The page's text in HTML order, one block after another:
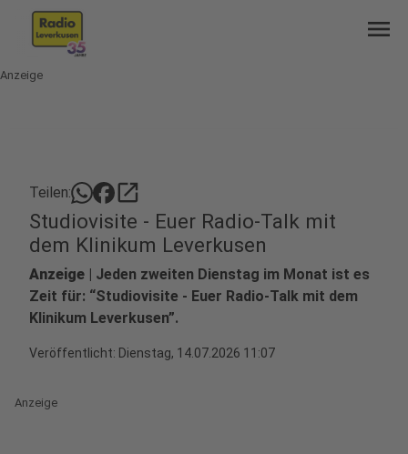
menu
Anzeige
Teilen: open_in_new
Studiovisite - Euer Radio-Talk mit
dem Klinikum Leverkusen
Anzeige | Jeden zweiten Dienstag im Monat ist es
Zeit für: “Studiovisite - Euer Radio-Talk mit dem
Klinikum Leverkusen”.
Veröffentlicht: Dienstag, 14.07.2026 11:07
Anzeige